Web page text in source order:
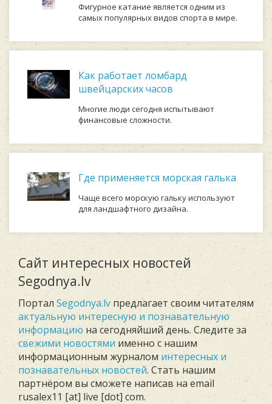
Фигурное катание является одним из
самых популярных видов спорта в мире.
Как работает ломбард
швейцарских часов
Многие люди сегодня испытывают
финансовые сложности.
Где применяется морская галька
Чаще всего морскую гальку используют
для ландшафтного дизайна.
Сайт интересных новостей
Segodnya.lv
Портал Segodnya.lv предлагает своим читателям
актуальную интересную и познавательную
информацию на сегодняйший день. Следите за
свежими новостями именно с нашим
информационным журналом интересных и
познавательных новостей. Стать нашим
партнёром вы сможете написав на email
rusalex11 [at] live [dot] com.